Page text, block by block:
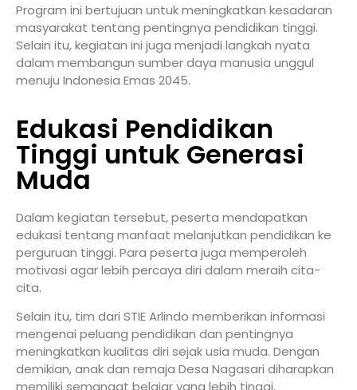
Program ini bertujuan untuk meningkatkan kesadaran
masyarakat tentang pentingnya pendidikan tinggi.
Selain itu, kegiatan ini juga menjadi langkah nyata
dalam membangun sumber daya manusia unggul
menuju Indonesia Emas 2045.
Edukasi Pendidikan
Tinggi untuk Generasi
Muda
Dalam kegiatan tersebut, peserta mendapatkan
edukasi tentang manfaat melanjutkan pendidikan ke
perguruan tinggi. Para peserta juga memperoleh
motivasi agar lebih percaya diri dalam meraih cita-
cita.
Selain itu, tim dari STIE Arlindo memberikan informasi
mengenai peluang pendidikan dan pentingnya
meningkatkan kualitas diri sejak usia muda. Dengan
demikian, anak dan remaja Desa Nagasari diharapkan